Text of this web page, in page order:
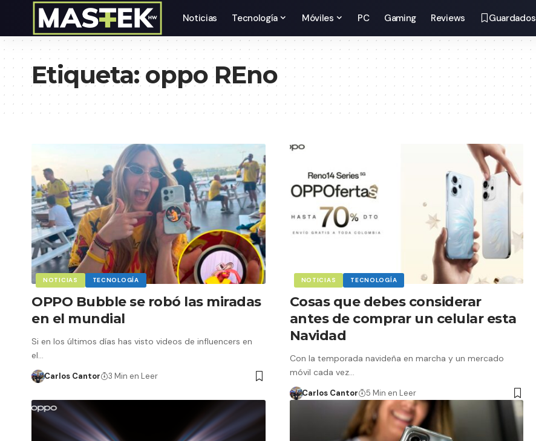
Noticias Tecnología Móviles PC Gaming Reviews Guardados
Etiqueta:oppo REno
NOTICIAS TECNOLOGÍA
OPPO Bubble se robó las miradas
en el mundial
Si en los últimos días has visto videos de influencers en
el…
Carlos Cantor 3 Min en Leer
NOTICIAS TECNOLOGÍA
Cosas que debes considerar
antes de comprar un celular esta
Navidad
Con la temporada navideña en marcha y un mercado
móvil cada vez…
Carlos Cantor 5 Min en Leer